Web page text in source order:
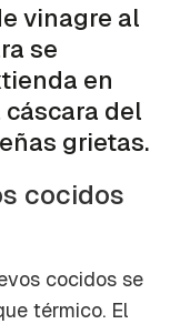
vinagre al
se
en
del
grietas.
cocidos
cocidos se
térmico. El